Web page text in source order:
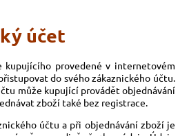
účet
kupujícího provedené v internetovém
do svého zákaznického účtu.
může kupující provádět objednávání
zboží také bez registrace.
účtu a při objednávání zboží je